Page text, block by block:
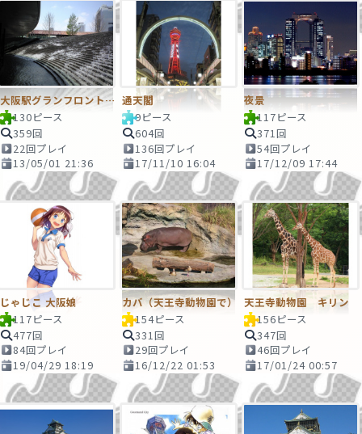
大阪駅グランフロント階段滝
130ピース
359回
22回プレイ
13/05/01 21:36
通天閣
9ピース
604回
136回プレイ
17/11/10 16:04
夜景
117ピース
371回
54回プレイ
17/12/09 17:44
じゃじこ 大阪娘
117ピース
477回
84回プレイ
19/04/29 18:19
カバ（天王寺動物園で）
154ピース
331回
29回プレイ
16/12/22 01:53
天王寺動物園 キリン
156ピース
347回
46回プレイ
17/01/24 00:57